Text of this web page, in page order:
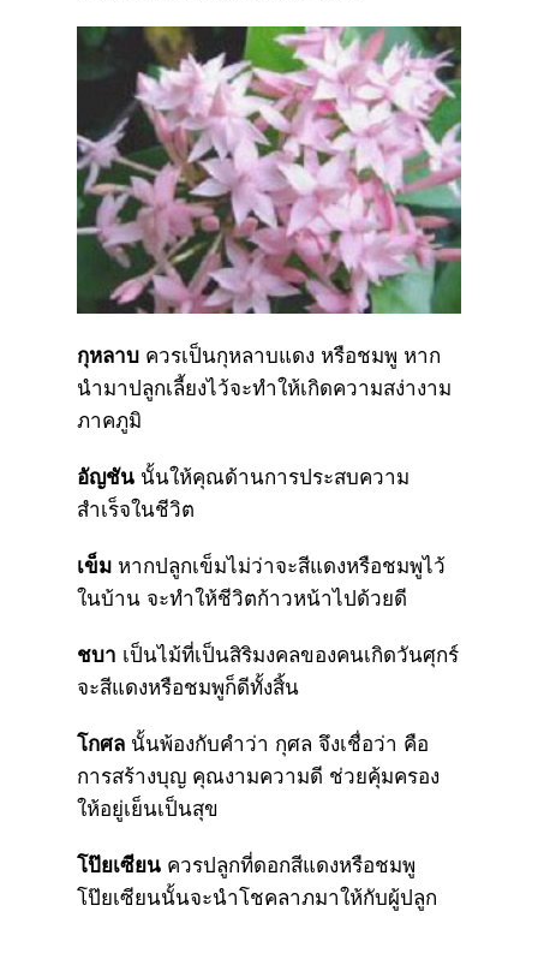
กุหลาบ ควรเป็นกุหลาบแดง หรือชมพู หาก
นำมาปลูกเลี้ยงไว้จะทำให้เกิดความสง่างาม
ภาคภูมิ
อัญชัน นั้นให้คุณด้านการประสบความ
สำเร็จในชีวิต
เข็ม หากปลูกเข็มไม่ว่าจะสีแดงหรือชมพูไว้
ในบ้าน จะทำให้ชีวิตก้าวหน้าไปด้วยดี
ชบา เป็นไม้ที่เป็นสิริมงคลของคนเกิดวันศุกร์
จะสีแดงหรือชมพูก็ดีทั้งสิ้น
โกศล นั้นพ้องกับคำว่า กุศล จึงเชื่อว่า คือ
การสร้างบุญ คุณงามความดี ช่วยคุ้มครอง
ให้อยู่เย็นเป็นสุข
โป๊ยเซียน ควรปลูกที่ดอกสีแดงหรือชมพู
โป๊ยเซียนนั้นจะนำโชคลาภมาให้กับผู้ปลูก